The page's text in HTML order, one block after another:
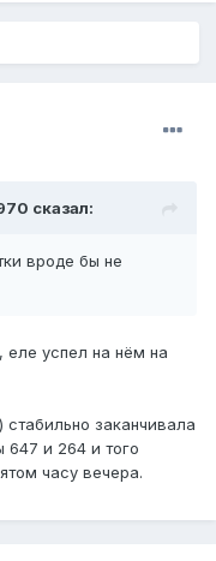
сказал:
вроде бы не
еле успел на нём на
заканчивала
и 264 и того
часу вечера.